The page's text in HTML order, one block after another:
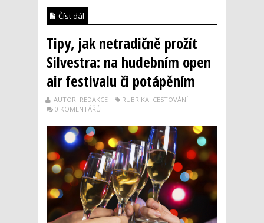
Číst dál
Tipy, jak netradičně prožít
Silvestra: na hudebním open
air festivalu či potápěním
AUTOR: REDAKCE
RUBRIKA: CESTOVÁNÍ
0 KOMENTÁŘŮ